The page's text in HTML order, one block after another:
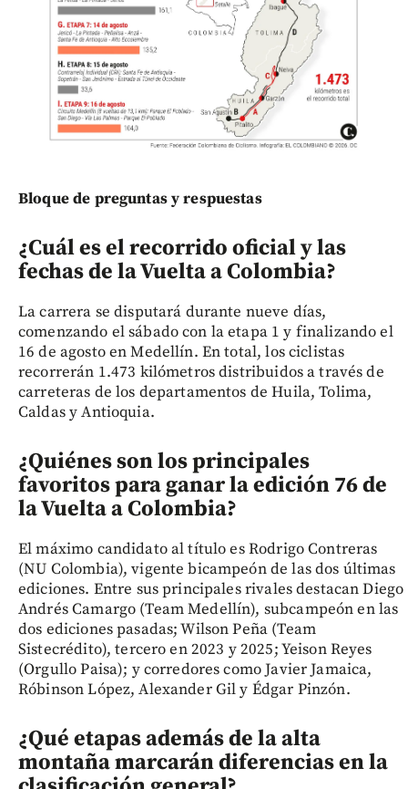
Bloque de preguntas y respuestas
¿Cuál es el recorrido oficial y las
fechas de la Vuelta a Colombia?
La carrera se disputará durante nueve días,
comenzando el sábado con la etapa 1 y finalizando el
16 de agosto en Medellín. En total, los ciclistas
recorrerán 1.473 kilómetros distribuidos a través de
carreteras de los departamentos de Huila, Tolima,
Caldas y Antioquia.
¿Quiénes son los principales
favoritos para ganar la edición 76 de
la Vuelta a Colombia?
El máximo candidato al título es Rodrigo Contreras
(NU Colombia), vigente bicampeón de las dos últimas
ediciones. Entre sus principales rivales destacan Diego
Andrés Camargo (Team Medellín), subcampeón en las
dos ediciones pasadas; Wilson Peña (Team
Sistecrédito), tercero en 2023 y 2025; Yeison Reyes
(Orgullo Paisa); y corredores como Javier Jamaica,
Róbinson López, Alexander Gil y Édgar Pinzón.
¿Qué etapas además de la alta
montaña marcarán diferencias en la